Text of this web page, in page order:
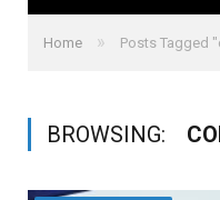
Home » Posts Tagged
BROWSING: